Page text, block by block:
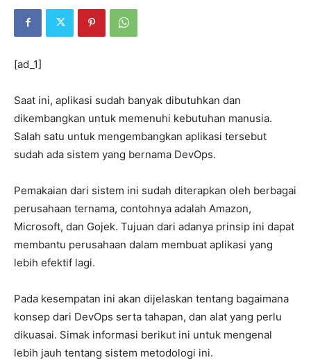
[ad_1]
Saat ini, aplikasi sudah banyak dibutuhkan dan
dikembangkan untuk memenuhi kebutuhan manusia.
Salah satu untuk mengembangkan aplikasi tersebut
sudah ada sistem yang bernama DevOps.
Pemakaian dari sistem ini sudah diterapkan oleh berbagai
perusahaan ternama, contohnya adalah Amazon,
Microsoft, dan Gojek. Tujuan dari adanya prinsip ini dapat
membantu perusahaan dalam membuat aplikasi yang
lebih efektif lagi.
Pada kesempatan ini akan dijelaskan tentang bagaimana
konsep dari DevOps serta tahapan, dan alat yang perlu
dikuasai. Simak informasi berikut ini untuk mengenal
lebih jauh tentang sistem metodologi ini.